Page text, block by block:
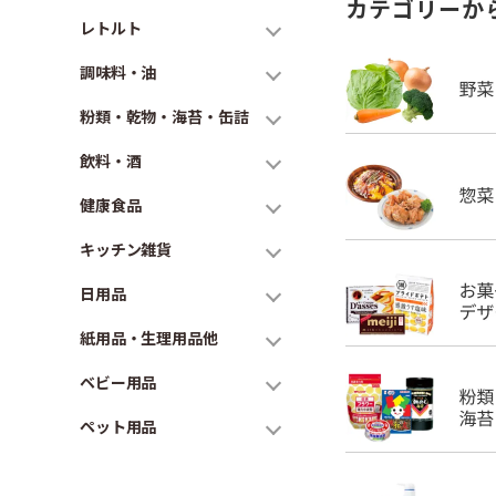
レトルト
調味料・油
粉類・乾物・海苔・缶詰
飲料・酒
健康食品
キッチン雑貨
日用品
紙用品・生理用品他
ベビー用品
ペット用品
カテゴリーか